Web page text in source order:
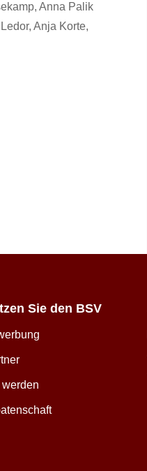
Anna Palik
Anja Korte,
Sie den BSV